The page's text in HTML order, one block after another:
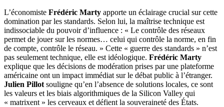
L’économiste Frédéric Marty apporte un éclairage crucial sur cette
domination par les standards. Selon lui, la maîtrise technique est
indissociable du pouvoir d’influence : « Le contrôle des réseaux
permet de jouer sur les normes… celui qui contrôle la norme, en fin
de compte, contrôle le réseau. » Cette « guerre des standards » n’est
pas seulement technique, elle est idéologique. Frédéric Marty
explique que les décisions de modération prises par une plateforme
américaine ont un impact immédiat sur le débat public à l’étranger.
Julien Pillot souligne qu’en l’absence de solutions locales, ce sont
les valeurs et les biais algorithmiques de la Silicon Valley qui
« matrixent » les cerveaux et défient la souveraineté des États.